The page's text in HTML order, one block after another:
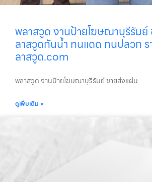
พลาสวูด งานป้ายโฆษณาบุรีรัม
ลาสวูดกันน้ำ ทนแดด ทนปลวก
ลาสวูด.com
พลาสวูด งานป้ายโฆษณาบุรีรัมย์ ขายส่งแผ่น
ดูเพิ่มเติม »